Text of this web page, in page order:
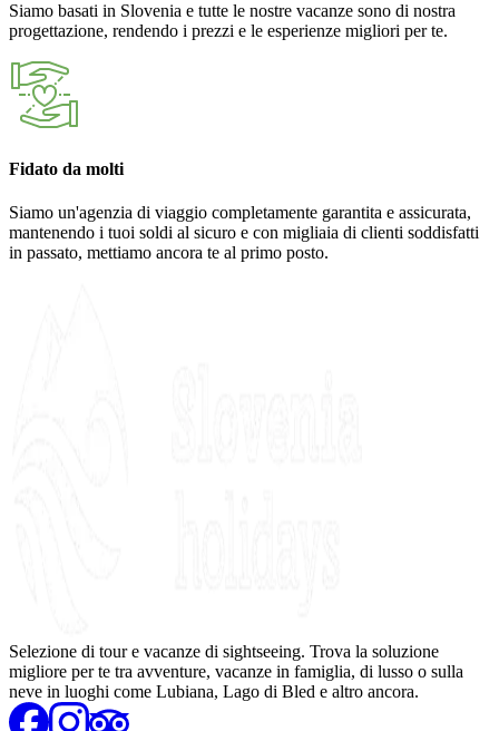
Siamo basati in Slovenia e tutte le nostre vacanze sono di nostra
progettazione, rendendo i prezzi e le esperienze migliori per te.
Fidato da molti
Siamo un'agenzia di viaggio completamente garantita e assicurata,
mantenendo i tuoi soldi al sicuro e con migliaia di clienti soddisfatti
in passato, mettiamo ancora te al primo posto.
Selezione di tour e vacanze di sightseeing. Trova la soluzione
migliore per te tra avventure, vacanze in famiglia, di lusso o sulla
neve in luoghi come Lubiana, Lago di Bled e altro ancora.